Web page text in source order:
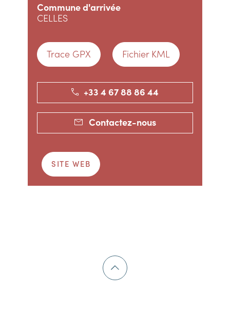
Commune d'arrivée
CELLES
Trace GPX Fichier KML
+33 4 67 88 86 44
Contactez-nous
SITE WEB